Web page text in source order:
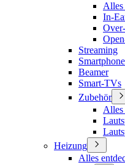
Alles
In-
Streaming
Beamer
Smart-TVs
Zubehör
Alles
Heizung
Alles